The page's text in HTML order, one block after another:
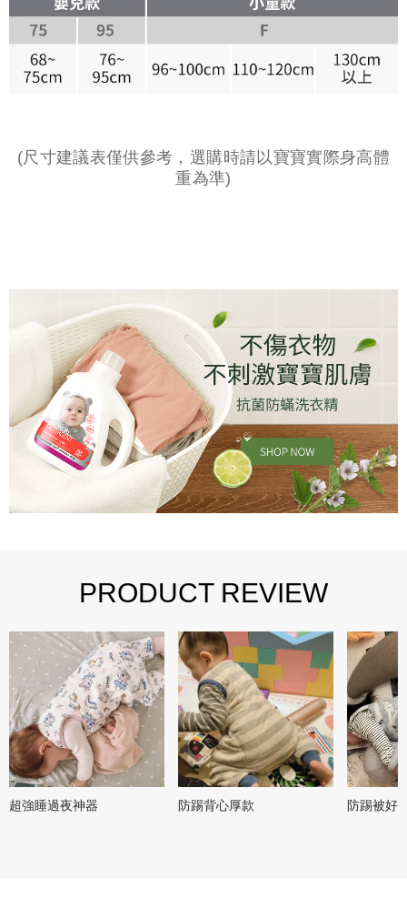
(尺寸建議表僅供參考，選購時請以寶寶實際身高體
重為準)
PRODUCT REVIEW
超強睡過夜神器 防踢背心厚款 防踢被好